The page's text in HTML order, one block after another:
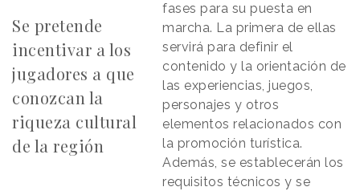
Se pretende
incentivar a los
jugadores a que
conozcan la
riqueza cultural
de la región
fases para su puesta en
marcha. La primera de ellas
servirá para definir el
contenido y la orientación de
las experiencias, juegos,
personajes y otros
elementos relacionados con
la promoción turística.
Además, se establecerán los
requisitos técnicos y se